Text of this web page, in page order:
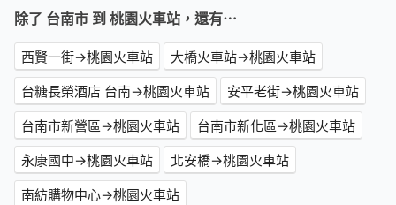
除了 台南市 到 桃園火車站，還有⋯
西賢一街→桃園火車站
大橋火車站→桃園火車站
台糖長榮酒店 台南→桃園火車站
安平老街→桃園火車站
台南市新營區→桃園火車站
台南市新化區→桃園火車站
永康國中→桃園火車站
北安橋→桃園火車站
南紡購物中心→桃園火車站